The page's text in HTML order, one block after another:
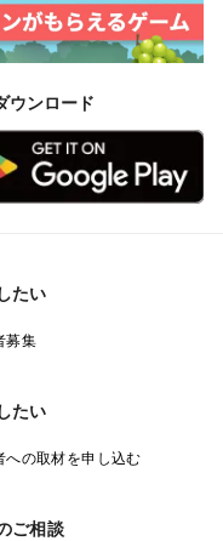
ウンロード
たい
募集
たい
への取材を申し込む
ご相談